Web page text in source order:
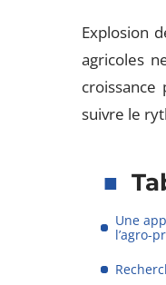
Explosion
agricoles
suivre le
Une
l’agro-